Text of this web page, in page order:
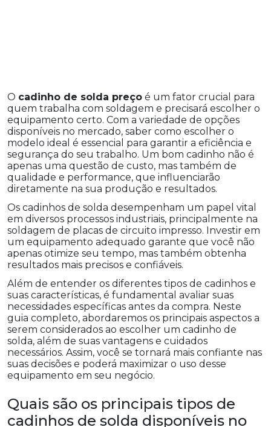
O cadinho de solda preço é um fator crucial para
quem trabalha com soldagem e precisará escolher o
equipamento certo. Com a variedade de opções
disponíveis no mercado, saber como escolher o
modelo ideal é essencial para garantir a eficiência e
segurança do seu trabalho. Um bom cadinho não é
apenas uma questão de custo, mas também de
qualidade e performance, que influenciarão
diretamente na sua produção e resultados.
Os cadinhos de solda desempenham um papel vital
em diversos processos industriais, principalmente na
soldagem de placas de circuito impresso. Investir em
um equipamento adequado garante que você não
apenas otimize seu tempo, mas também obtenha
resultados mais precisos e confiáveis.
Além de entender os diferentes tipos de cadinhos e
suas características, é fundamental avaliar suas
necessidades específicas antes da compra. Neste
guia completo, abordaremos os principais aspectos a
serem considerados ao escolher um cadinho de
solda, além de suas vantagens e cuidados
necessários. Assim, você se tornará mais confiante nas
suas decisões e poderá maximizar o uso desse
equipamento em seu negócio.
Quais são os principais tipos de
cadinhos de solda disponíveis no